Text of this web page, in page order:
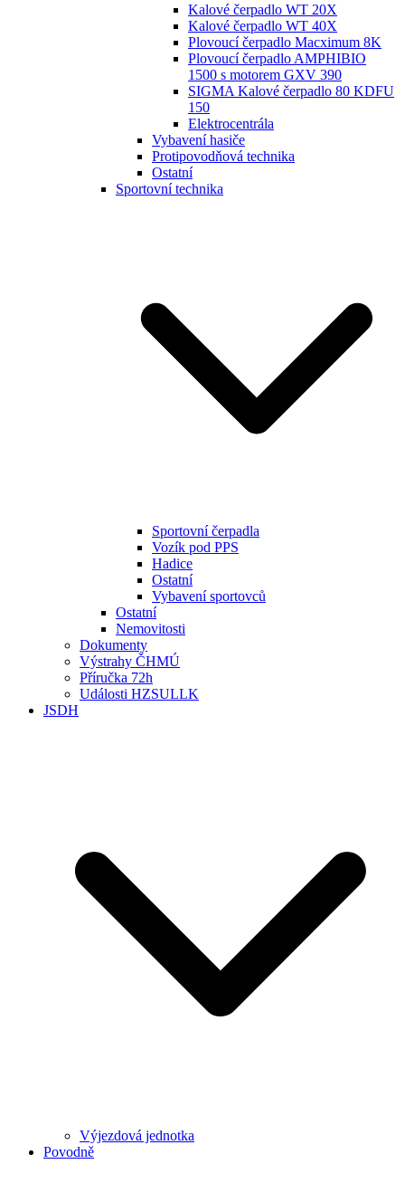
Kalové čerpadlo WT 20X
Kalové čerpadlo WT 40X
Plovoucí čerpadlo Macximum 8K
Plovoucí čerpadlo AMPHIBIO
1500 s motorem GXV 390
SIGMA Kalové čerpadlo 80 KDFU
150
Elektrocentrála
Vybavení hasiče
Protipovodňová technika
Ostatní
Sportovní technika
Sportovní čerpadla
Vozík pod PPS
Hadice
Ostatní
Vybavení sportovců
Ostatní
Nemovitosti
Dokumenty
Výstrahy ČHMÚ
Příručka 72h
Události HZSULLK
JSDH
Výjezdová jednotka
Povodně